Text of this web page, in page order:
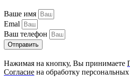
Ваше имя
Emal
Ваш телефон
Отправить
Нажимая на кнопку, Вы принимаете
Согласие на обработку